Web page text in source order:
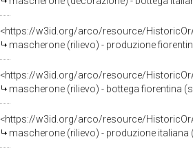
<https://w3id.org/arco/resource/
mascherone (rilievo) - produzione
<https://w3id.org/arco/resource/
mascherone (rilievo) - bottega fiorentina
<https://w3id.org/arco/resource/
mascherone (rilievo) - produzione italiana